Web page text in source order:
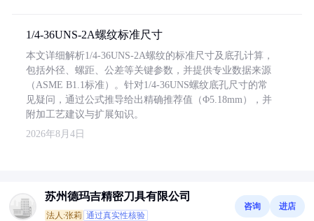
1/4-36UNS-2A螺纹标准尺寸
本文详细解析1/4-36UNS-2A螺纹的标准尺寸及底孔计算，
包括外径、螺距、公差等关键参数，并提供专业数据来源
（ASME B1.1标准）。针对1/4-36UNS螺纹底孔尺寸的常
见疑问，通过公式推导给出精确推荐值（Φ5.18mm），并
附加工艺建议与扩展知识。
2026年8月4日
苏州德玛吉精密刀具有限公司
法人:张莉 通过真实性核验
咨询 进店